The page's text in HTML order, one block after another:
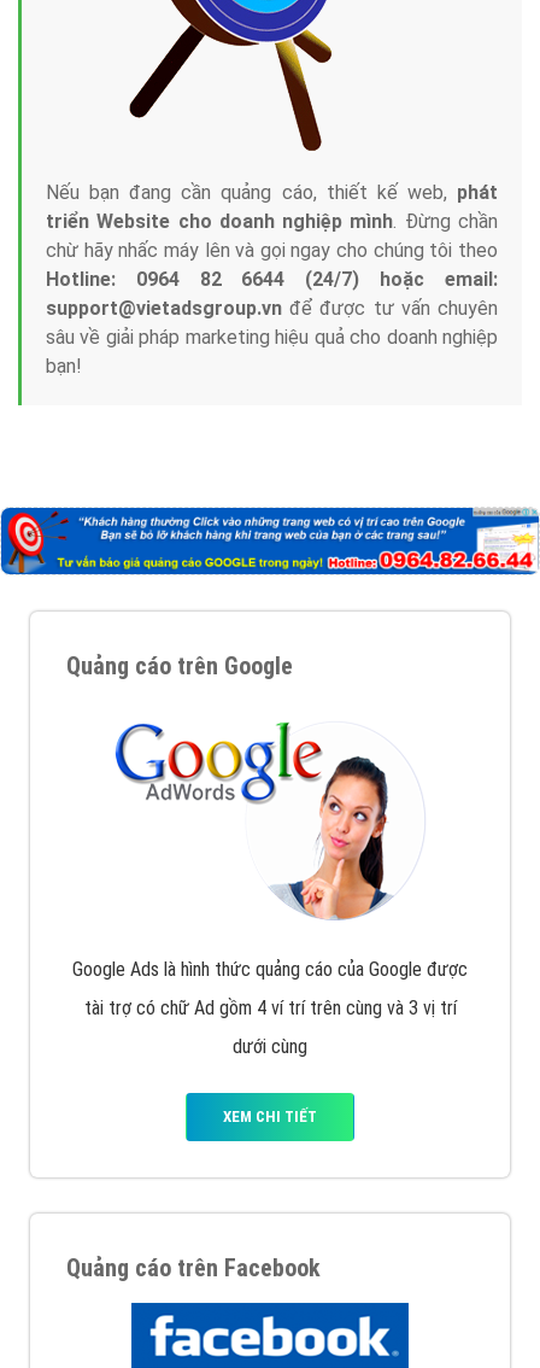
Nếu bạn đang cần quảng cáo, thiết kế web, phát
triển Website cho doanh nghiệp mình. Đừng chần
chừ hãy nhấc máy lên và gọi ngay cho chúng tôi theo
Hotline: 0964 82 6644 (24/7) hoặc email:
support@vietadsgroup.vn để được tư vấn chuyên
sâu về giải pháp marketing hiệu quả cho doanh nghiệp
bạn!
Quảng cáo trên Google
Google Ads là hình thức quảng cáo của Google được
tài trợ có chữ Ad gồm 4 ví trí trên cùng và 3 vị trí
dưới cùng
XEM CHI TIẾT
Quảng cáo trên Facebook